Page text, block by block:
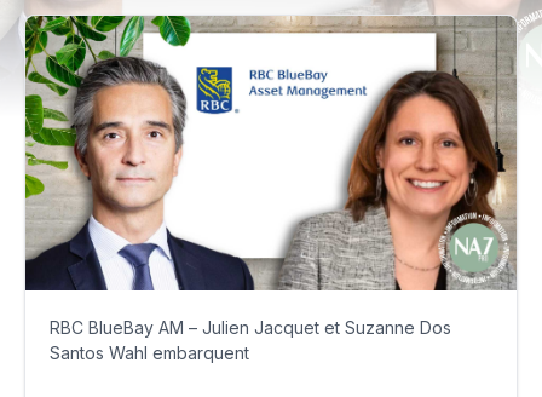
RBC BlueBay AM – Julien Jacquet et Suzanne Dos
Santos Wahl embarquent